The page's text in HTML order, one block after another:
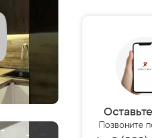
Позвоните